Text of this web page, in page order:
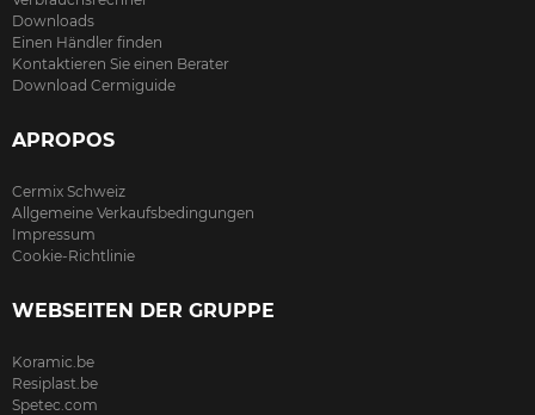
Downloads
Einen Händler finden
Kontaktieren Sie einen Berater
Download Cermiguide
APROPOS
Cermix Schweiz
Allgemeine Verkaufsbedingungen
Impressum
Cookie-Richtlinie
WEBSEITEN DER GRUPPE
Koramic.be
Resiplast.be
Spetec.com